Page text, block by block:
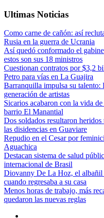
Ultimas Noticias
Como carne de cañón: así
Rusia en la guerra de Ucrania
Así quedó conformado el
estos son sus 18 ministros
Cuestionan contratos por $3,2
Petro para vías en La Guajira
Barranquilla impulsa su talento:
generación de artistas
Sicarios acabaron con la vida
barrio El Manantial
Dos soldados resultaron
las disidencias en Guaviare
Repudio en el Cesar por
Aguachica
Destacan sistema de salud
internacional de Brasil
Diovanny De La Hoz, el
cuando regresaba a su casa
Menos horas de trabajo, más
quedaron las nuevas reglas